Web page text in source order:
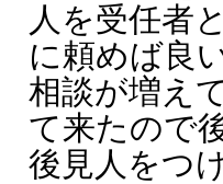
人を受任者
に頼めば良
相談が増え
て来たので
後見人をつ